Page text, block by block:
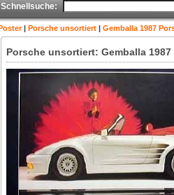
Schnellsuche:
| Porsche unsortiert | Gemballa 1987
Porsche unsortiert: Gemballa